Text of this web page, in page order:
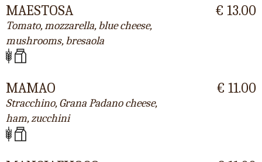
MAESTOSA
Tomato, mozzarella, blue cheese,
mushrooms, bresaola
€ 13.00
MAMAO
Stracchino, Grana Padano cheese,
ham, zucchini
€ 11.00